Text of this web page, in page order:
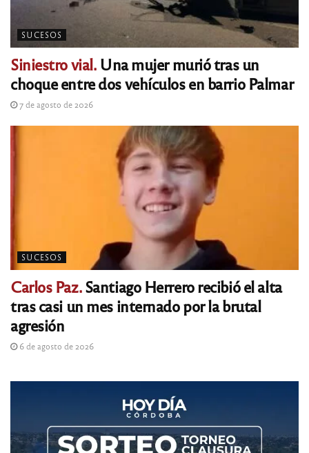
SUCESOS
Siniestro vial.Una mujer murió tras un
choque entre dos vehículos en barrio Palmar
7 de agosto de 2026
SUCESOS
Carlos Paz.Santiago Herrero recibió el alta
tras casi un mes internado por la brutal
agresión
6 de agosto de 2026